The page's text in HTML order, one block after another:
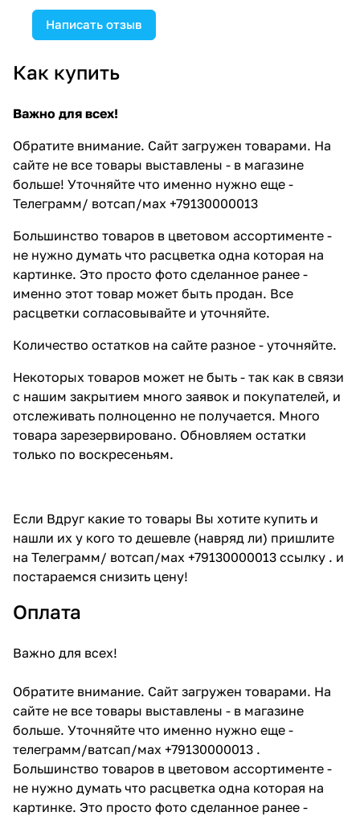
Написать отзыв
Как купить
Важно для всех!
Обратите внимание. Сайт загружен товарами. На
сайте не все товары выставлены - в магазине
больше! Уточняйте что именно нужно еще -
Телеграмм/ вотсап/мах +79130000013
Большинство товаров в цветовом ассортименте -
не нужно думать что расцветка одна которая на
картинке. Это просто фото сделанное ранее -
именно этот товар может быть продан. Все
расцветки согласовывайте и уточняйте.
Количество остатков на сайте разное - уточняйте.
Некоторых товаров может не быть - так как в связи
с нашим закрытием много заявок и покупателей, и
отслеживать полноценно не получается. Много
товара зарезервировано. Обновляем остатки
только по воскресеньям.
Если Вдруг какие то товары Вы хотите купить и
нашли их у кого то дешевле (навряд ли) пришлите
на Телеграмм/ вотсап/мах +79130000013 ссылку . и
постараемся снизить цену!
Оплата
Важно для всех!
Обратите внимание. Сайт загружен товарами. На
сайте не все товары выставлены - в магазине
больше. Уточняйте что именно нужно еще -
телеграмм/ватсап/мах +79130000013 .
Большинство товаров в цветовом ассортименте -
не нужно думать что расцветка одна которая на
картинке. Это просто фото сделанное ранее -